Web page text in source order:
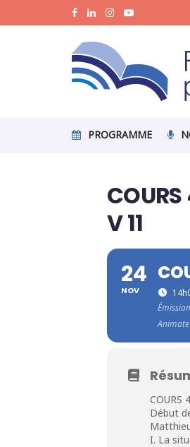
PROGRAMME
COURS
V 11
24
NOV
Émission
COURS
Début
I. La